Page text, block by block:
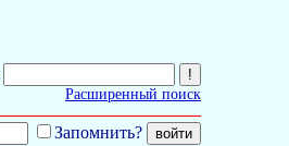
Расширенный поиск
Запомнить?